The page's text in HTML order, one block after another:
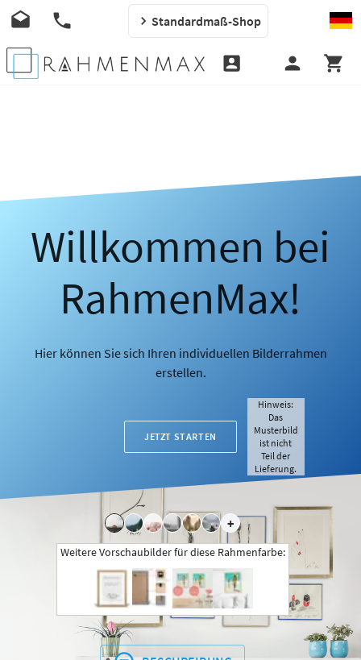
Standardmaß-Shop
Willkommen bei
RahmenMax!
Hier können Sie sich Ihren individuellen Bilderrahmen
erstellen.
JETZT STARTEN
+
Hinweis:
Das
Musterbild
ist nicht
Teil der
Lieferung.
Weitere Vorschaubilder für diese Rahmenfarbe: